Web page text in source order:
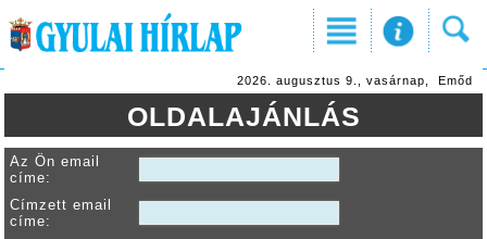
2026. augusztus 9., vasárnap, Emőd
OLDALAJÁNLÁS
Az Ön email
címe:
Címzett email
címe: